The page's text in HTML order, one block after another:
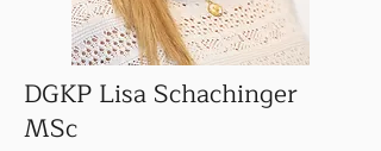
DGKP Lisa Schachinger
MSc